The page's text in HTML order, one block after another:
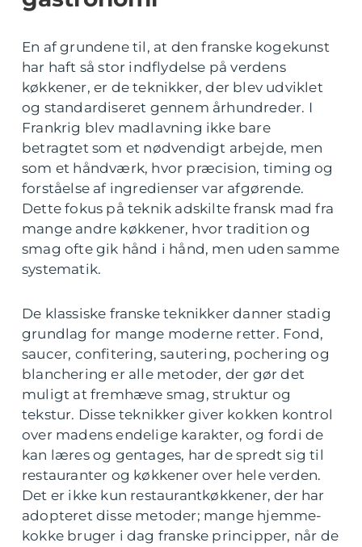
En af grundene til, at den franske kogekunst
har haft så stor indflydelse på verdens
køkkener, er de teknikker, der blev udviklet
og standardiseret gennem århundreder. I
Frankrig blev madlavning ikke bare
betragtet som et nødvendigt arbejde, men
som et håndværk, hvor præcision, timing og
forståelse af ingredienser var afgørende.
Dette fokus på teknik adskilte fransk mad fra
mange andre køkkener, hvor tradition og
smag ofte gik hånd i hånd, men uden samme
systematik.
De klassiske franske teknikker danner stadig
grundlag for mange moderne retter. Fond,
saucer, confitering, sautering, pochering og
blanchering er alle metoder, der gør det
muligt at fremhæve smag, struktur og
tekstur. Disse teknikker giver kokken kontrol
over madens endelige karakter, og fordi de
kan læres og gentages, har de spredt sig til
restauranter og køkkener over hele verden.
Det er ikke kun restaurantkøkkener, der har
adopteret disse metoder; mange hjemme-
kokke bruger i dag franske principper, når de